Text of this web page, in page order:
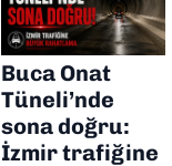
Buca Onat
Tüneli’nde
sona doğru:
İzmir trafiğine